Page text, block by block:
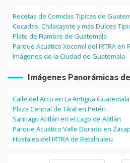
Recetas de Comidas Típicas de
Cocadas, Chilacayote y más Dulces
Plato de Fiambre de Guatemala
Parque Acuático Xocomil del IRTRA en
Imágenes de la Ciudad de Guatemala
Imágenes Panorámicas
Calle del Arco en La Antigua Guatemala
Plaza Central de Tikal en Petén
Santiago Atitlán en el Lago de Atitlán
Parque Acuático Valle Dorado en
Hostales del IRTRA de Retalhuleu